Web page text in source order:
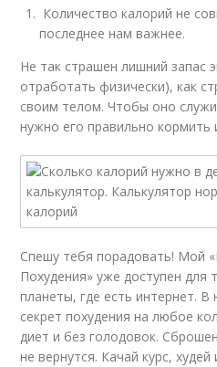
Количество калорий не
последнее нам важнее.
Не так страшен лишний запас
отработать физически), как
своим телом. Чтобы оно
нужно его правильно кормить
Спешу тебя порадовать! Мой
Похудения» уже доступен для
планеты, где есть интернет.
секрет похудения на любое
диет и без голодовок.
не вернутся. Качай курс,